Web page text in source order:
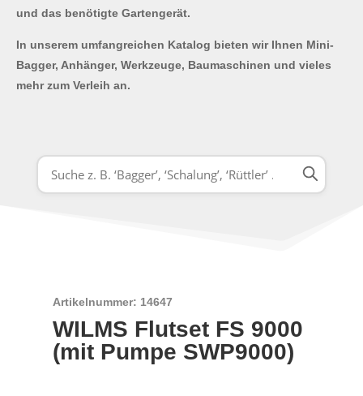
und das benötigte Gartengerät.
In unserem umfangreichen Katalog bieten wir Ihnen Mini-
Bagger, Anhänger, Werkzeuge, Baumaschinen und vieles
mehr zum Verleih an.
Artikelnummer: 14647
WILMS Flutset FS 9000
(mit Pumpe SWP9000)